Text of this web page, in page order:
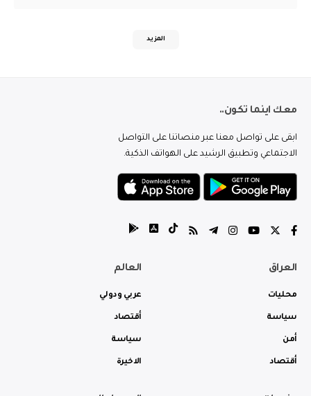
المزيد
معك اينما تكون..
ابقى على تواصل معنا عبر منصاتنا على التواصل
الاجتماعي وتطبيق الرشيد على الهواتف الذكية.
العراق
محليات
سياسة
أمن
أقتصاد
العالم
عربي ودولي
أقتصاد
سياسة
الاخيرة